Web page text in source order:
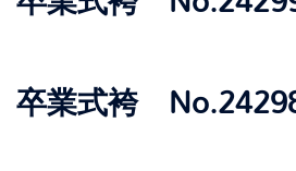
卒業式袴